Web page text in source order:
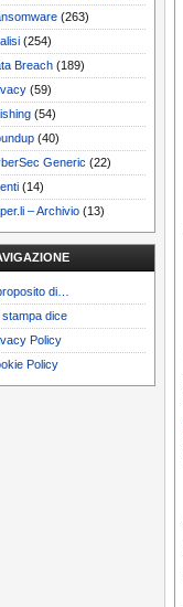
(263)
(254)
Breach (189)
(59)
(54)
(40)
Generic (22)
(14)
– Archivio (13)
di…
stampa dice
Policy
Policy